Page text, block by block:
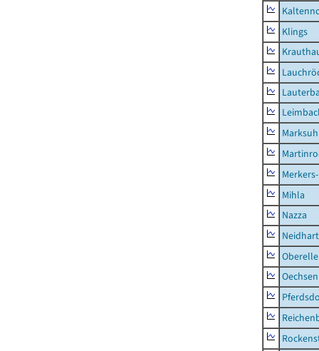
Klings
Mihla
Nazza
Oechsen